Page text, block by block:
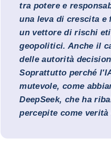
tra potere e
una leva di crescita
un vettore di rischi
geopolitici. Anche il
delle autorità
Soprattutto perché
mutevole, come
DeepSeek, che ha
percepite come